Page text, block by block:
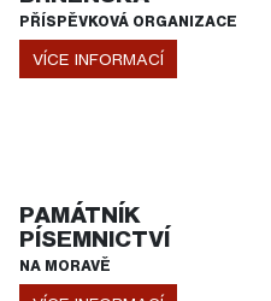
PŘÍSPĚVKOVÁ ORGANIZACE
VÍCE INFORMACÍ
PAMÁTNÍK
PÍSEMNICTVÍ
NA MORAVĚ